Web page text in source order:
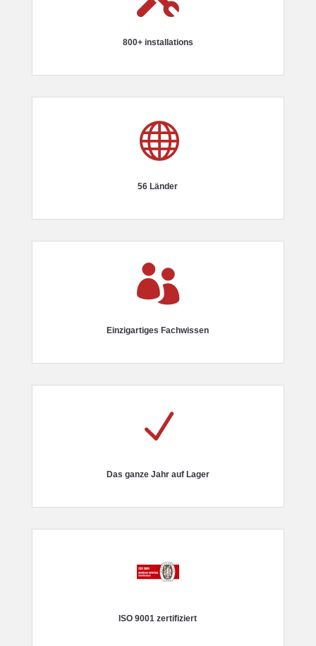
800+ installations

56 Länder

Einzigartiges Fachwissen
N
Das ganze Jahr auf Lager
ISO 9001 zertifiziert